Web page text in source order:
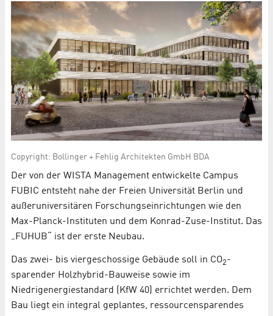
Copyright: Bollinger + Fehlig Architekten GmbH BDA
Der von der WISTA Management entwickelte Campus
FUBIC entsteht nahe der Freien Universität Berlin und
außeruniversitären Forschungseinrichtungen wie den
Max-Planck-Instituten und dem Konrad-Zuse-Institut. Das
„FUHUB“ ist der erste Neubau.
Das zwei- bis viergeschossige Gebäude soll in CO2-
sparender Holzhybrid-Bauweise sowie im
Niedrigenergiestandard (KfW 40) errichtet werden. Dem
Bau liegt ein integral geplantes, ressourcensparendes